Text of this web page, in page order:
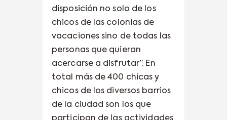
disposición no solo de los
chicos de las colonias de
vacaciones sino de todas las
personas que quieran
acercarse a disfrutar”. En
total más de 400 chicas y
chicos de los diversos barrios
de la ciudad son los que
participan de las actividades